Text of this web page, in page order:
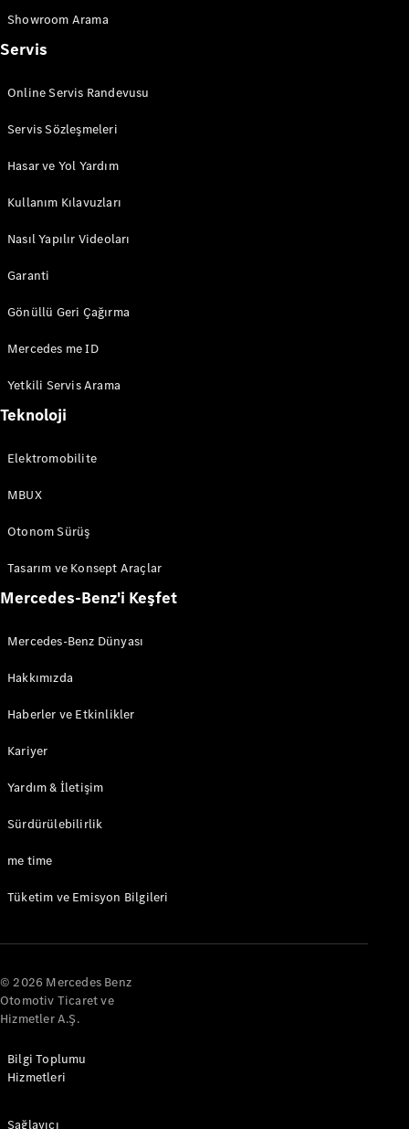
Serisi
Aracını
Test Sürüşü
Store
Tüm Estate
Shooting
Brake
C-Serisi
Estate
Terrain
Test Sürüşü
Online
Kompakt
Aracını
Tasarla
Coupé
Tüm Coupé
Mercedes-
AMG GT
Mercedes-
Showroom Arama
Servis
Online Servis Randevusu
Servis Sözleşmeleri
Hasar ve Yol Yardım
Kullanım Kılavuzları
Nasıl Yapılır Videoları
Garanti
Gönüllü Geri Çağırma
Mercedes me ID
Yetkili Servis Arama
Teknoloji
Elektromobilite
MBUX
Otonom Sürüş
Tasarım ve Konsept Araçlar
Mercedes-Benz'i Keşfet
Mercedes-Benz Dünyası
Hakkımızda
Haberler ve Etkinlikler
Kariyer
Yardım & İletişim
Sürdürülebilirlik
me time
Tüketim ve Emisyon Bilgileri
© 2026 Mercedes Benz
Otomotiv Ticaret ve
Hizmetler A.Ş.
Bilgi Toplumu
Hizmetleri
Sağlayıcı